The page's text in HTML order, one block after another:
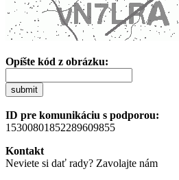
Opíšte kód z obrázku:
submit
ID pre komunikáciu s podporou:
15300801852289609855
Kontakt
Neviete si dať rady? Zavolajte nám